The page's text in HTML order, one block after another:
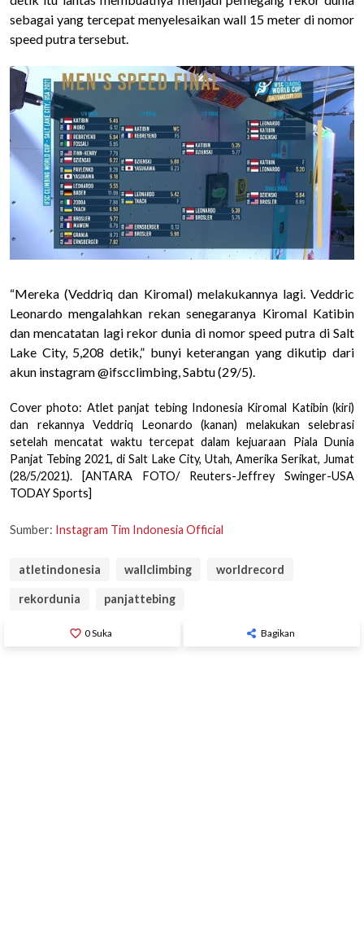
sebagai yang tercepat menyelesaikan wall 15 meter di nomor
speed putra tersebut.
“Mereka (Veddriq dan Kiromal) melakukannya lagi. Veddric
Leonardo mengalahkan rekan senegaranya Kiromal Katibin
dan mencatatan lagi rekor dunia di nomor speed putra di Salt
Lake City, 5,208 detik,” bunyi keterangan yang dikutip dari
akun instagram @ifscclimbing, Sabtu (29/5).
Cover photo: Atlet panjat tebing Indonesia Kiromal Katibin (kiri)
dan rekannya Veddriq Leonardo (kanan) melakukan selebrasi
setelah mencatat waktu tercepat dalam kejuaraan Piala Dunia
Panjat Tebing 2021, di Salt Lake City, Utah, Amerika Serikat, Jumat
(28/5/2021). [ANTARA FOTO/ Reuters-Jeffrey Swinger-USA
TODAY Sports]
Sumber: Instagram Tim Indonesia Official
atletindonesia wallclimbing worldrecord
rekordunia panjattebing
favorite_border 0Suka Bagikan